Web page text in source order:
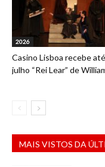
2026
Casino Lisboa recebe
julho “Rei Lear” de
MAIS VISTOS DA